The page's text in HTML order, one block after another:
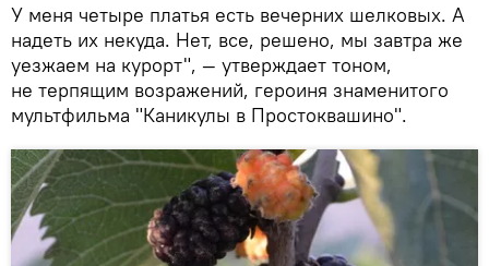
У меня четыре платья есть вечерних шелковых. А
надеть их некуда. Нет, все, решено, мы завтра же
уезжаем на курорт", — утверждает тоном,
не терпящим возражений, героиня знаменитого
мультфильма "Каникулы в Простоквашино".